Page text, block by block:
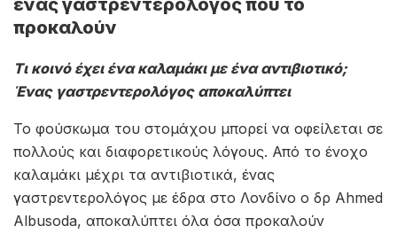
ένας γαστρεντερολόγος που το
προκαλούν
Τι κοινό έχει ένα καλαμάκι με ένα αντιβιοτικό;
Ένας γαστρεντερολόγος αποκαλύπτει
Το φούσκωμα του στομάχου μπορεί να οφείλεται σε
πολλούς και διαφορετικούς λόγους. Από το ένοχο
καλαμάκι μέχρι τα αντιβιοτικά, ένας
γαστρεντερολόγος με έδρα στο Λονδίνο ο δρ Ahmed
Albusoda, αποκαλύπτει όλα όσα προκαλούν